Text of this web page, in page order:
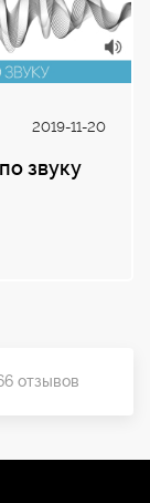
2019-11-20
звуку
отзывов